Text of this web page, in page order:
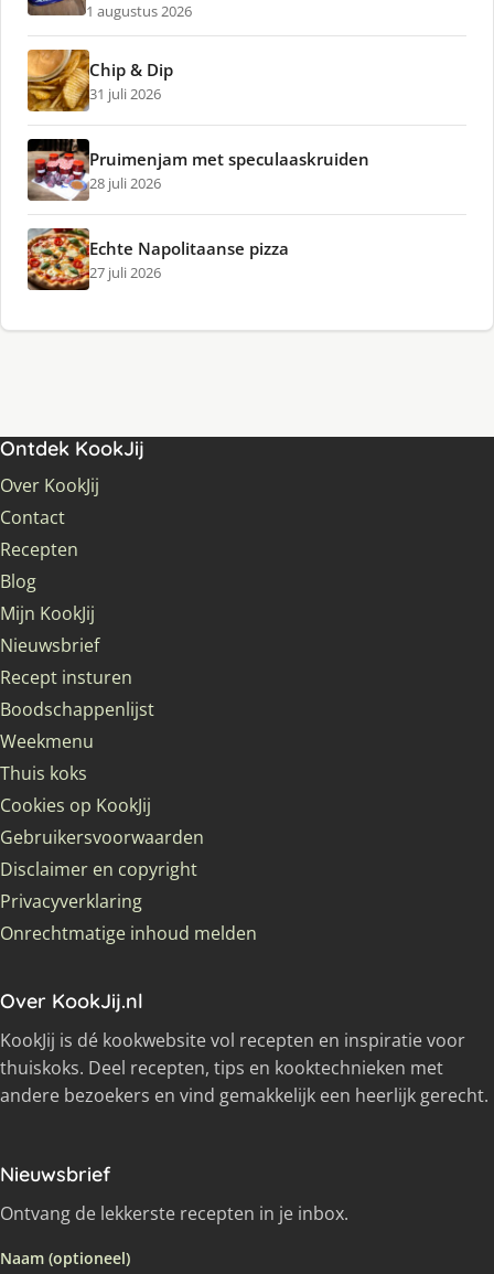
1 augustus 2026
Chip & Dip
31 juli 2026
Pruimenjam met speculaaskruiden
28 juli 2026
Echte Napolitaanse pizza
27 juli 2026
Ontdek KookJij
Over KookJij
Contact
Recepten
Blog
Mijn KookJij
Nieuwsbrief
Recept insturen
Boodschappenlijst
Weekmenu
Thuis koks
Cookies op KookJij
Gebruikersvoorwaarden
Disclaimer en copyright
Privacyverklaring
Onrechtmatige inhoud melden
Over KookJij.nl
KookJij is dé kookwebsite vol recepten en inspiratie voor
thuiskoks. Deel recepten, tips en kooktechnieken met
andere bezoekers en vind gemakkelijk een heerlijk gerecht.
Nieuwsbrief
Ontvang de lekkerste recepten in je inbox.
Naam (optioneel)